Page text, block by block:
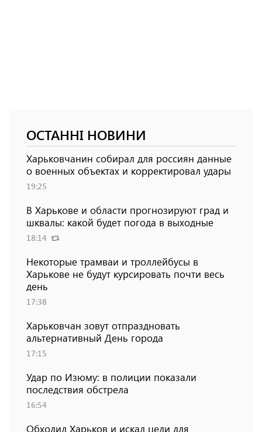
ОСТАННІ НОВИНИ
Харьковчанин собирал для россиян данные
о военных объектах и ​​корректировал удары
19:25
В Харькове и области прогнозируют град и
шквалы: какой будет погода в выходные
18:14
Некоторые трамваи и троллейбусы в
Харькове не будут курсировать почти весь
день
17:38
Харьковчан зовут отпраздновать
альтернативный День города
17:15
Удар по Изюму: в полиции показали
последствия обстрела
16:54
Обходил Харьков и искал цели для